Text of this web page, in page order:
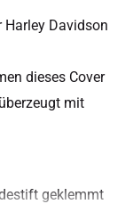
Harley Davidson
dieses Cover
mit
geklemmt